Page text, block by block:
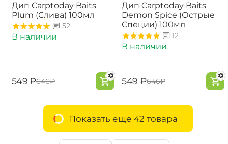
Дип Carptoday Baits
Plum (Слива) 100мл
52
В наличии
‍549‍ ₽‍646‍₽
Дип Carptoday Baits
Demon Spice (Острые
Специи) 100мл
12
В наличии
‍549‍ ₽‍646‍₽
Показать еще 42 товара